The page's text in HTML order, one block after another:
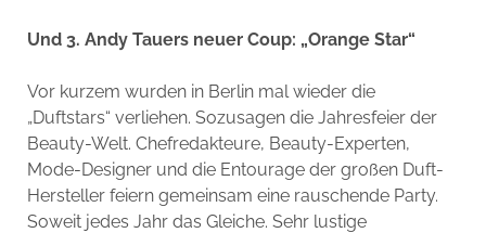
DAS ALZD-TEAM
Und 3. Andy Tauers neuer Coup: „Orange Star“
Vor kurzem wurden in Berlin mal wieder die
„Duftstars“ verliehen. Sozusagen die Jahresfeier der
Beauty-Welt. Chefredakteure, Beauty-Experten,
Mode-Designer und die Entourage der großen Duft-
Hersteller feiern gemeinsam eine rauschende Party.
Soweit jedes Jahr das Gleiche. Sehr lustige